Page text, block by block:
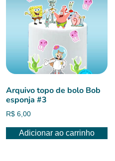
Arquivo topo de bolo Bob
esponja #3
R$ 6,00
Adicionar ao carrinho